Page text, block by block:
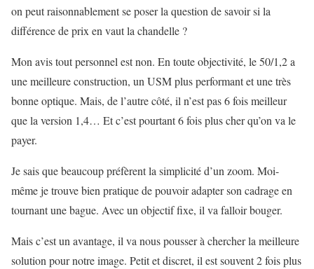
on peut raisonnablement se poser la question de savoir si la
différence de prix en vaut la chandelle ?
Mon avis tout personnel est non. En toute objectivité, le 50/1,2 a
une meilleure construction, un USM plus performant et une très
bonne optique. Mais, de l’autre côté, il n’est pas 6 fois meilleur
que la version 1,4… Et c’est pourtant 6 fois plus cher qu’on va le
payer.
Je sais que beaucoup préfèrent la simplicité d’un zoom. Moi-
même je trouve bien pratique de pouvoir adapter son cadrage en
tournant une bague. Avec un objectif fixe, il va falloir bouger.
Mais c’est un avantage, il va nous pousser à chercher la meilleure
solution pour notre image. Petit et discret, il est souvent 2 fois plus